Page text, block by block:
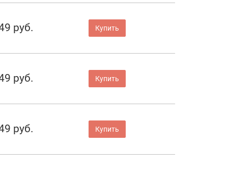
руб. Купить
руб. Купить
руб. Купить